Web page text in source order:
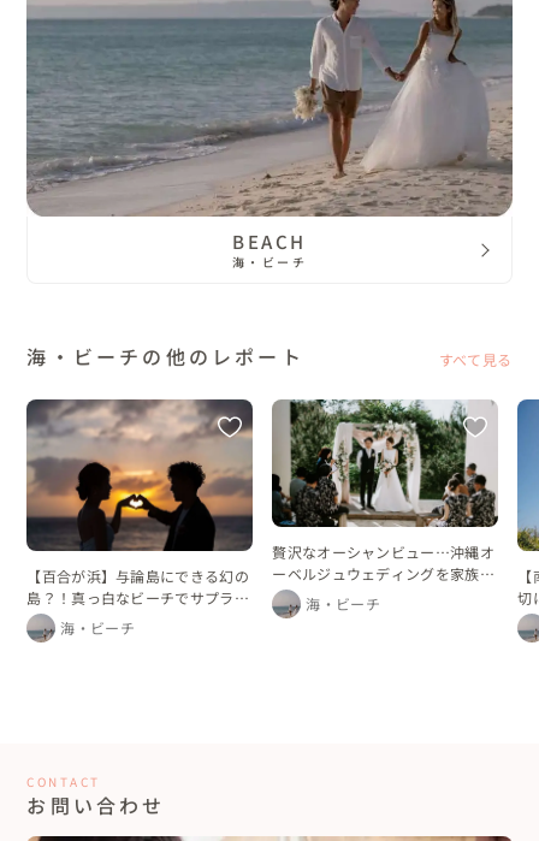
BEACH
海・ビーチ
海・ビーチの他のレポート すべて見る
【百合が浜】与論島にできる幻の
島？！真っ白なビーチでサプライ
ズセカンドプロポーズ♡
海・ビーチ
贅沢なオーシャンビュー…沖縄オ
ーベルジュウェディングを家族と
ともに過ごした二泊三日
海・ビーチ
切
CONTACT
お問い合わせ